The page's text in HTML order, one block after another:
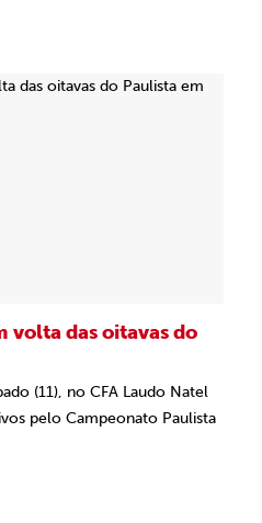
volta das oitavas do
(11), no CFA Laudo Natel
pelo Campeonato Paulista